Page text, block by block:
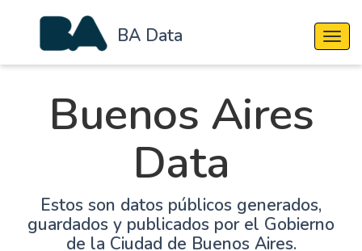
BA Data
Buenos Aires
Data
Estos son datos públicos generados,
guardados y publicados por el Gobierno
de la Ciudad de Buenos Aires.